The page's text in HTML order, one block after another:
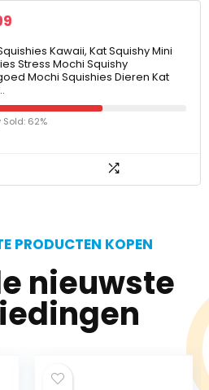
Kawaii, Kat Squishy Mini
Stress Mochi Squishy
Mochi Squishies Dieren Kat
62%
PRODUCTEN KOPEN
nieuwste